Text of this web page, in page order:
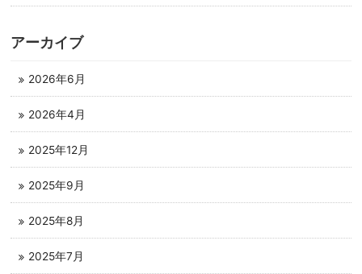
アーカイブ
2026年6月
2026年4月
2025年12月
2025年9月
2025年8月
2025年7月